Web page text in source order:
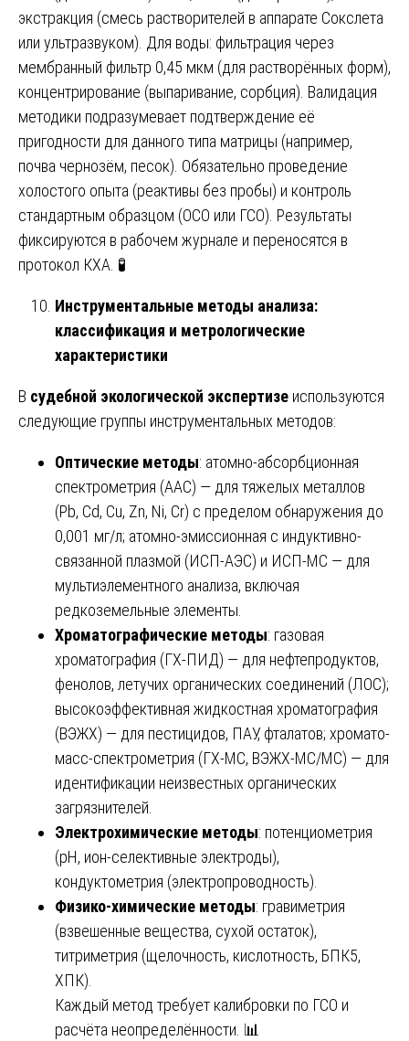
экстракция (смесь растворителей в аппарате Сокслета
или ультразвуком). Для воды: фильтрация через
мембранный фильтр 0,45 мкм (для растворённых форм),
концентрирование (выпаривание, сорбция). Валидация
методики подразумевает подтверждение её
пригодности для данного типа матрицы (например,
почва чернозём, песок). Обязательно проведение
холостого опыта (реактивы без пробы) и контроль
стандартным образцом (ОСО или ГСО). Результаты
фиксируются в рабочем журнале и переносятся в
протокол КХА. 🧪
Инструментальные методы анализа:
классификация и метрологические
характеристики
В судебной экологической экспертизе используются
следующие группы инструментальных методов:
Оптические методы: атомно-абсорбционная
спектрометрия (ААС) — для тяжелых металлов
(Pb, Cd, Cu, Zn, Ni, Cr) с пределом обнаружения до
0,001 мг/л; атомно-эмиссионная с индуктивно-
связанной плазмой (ИСП-АЭС) и ИСП-МС — для
мультиэлементного анализа, включая
редкоземельные элементы.
Хроматографические методы: газовая
хроматография (ГХ-ПИД) — для нефтепродуктов,
фенолов, летучих органических соединений (ЛОС);
высокоэффективная жидкостная хроматография
(ВЭЖХ) — для пестицидов, ПАУ, фталатов; хромато-
масс-спектрометрия (ГХ-МС, ВЭЖХ-МС/МС) — для
идентификации неизвестных органических
загрязнителей.
Электрохимические методы: потенциометрия
(pH, ион-селективные электроды),
кондуктометрия (электропроводность).
Физико-химические методы: гравиметрия
(взвешенные вещества, сухой остаток),
титриметрия (щелочность, кислотность, БПК5,
ХПК).
Каждый метод требует калибровки по ГСО и
расчёта неопределённости. 📊